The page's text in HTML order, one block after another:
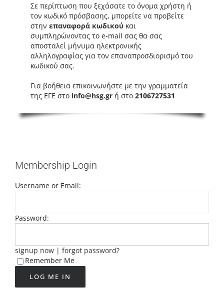
Σε περίπτωση που ξεχάσατε το όνομα χρήστη ή
τον κωδικό πρόσβασης, μπορείτε να προβείτε
στην επαναφορά κωδικού και
συμπληρώνοντας το e-mail σας θα σας
αποσταλεί μήνυμα ηλεκτρονικής
αλληλογραφίας για τον επαναπροσδιορισμό του
κωδικού σας.
Για βοήθεια επικοινωνήστε με την γραμματεία
της ΕΓΕ στο info@hsg.gr ή στο 2106727531
Membership Login
Username or Email:
Password:
signup now | forgot password?
Remember Me